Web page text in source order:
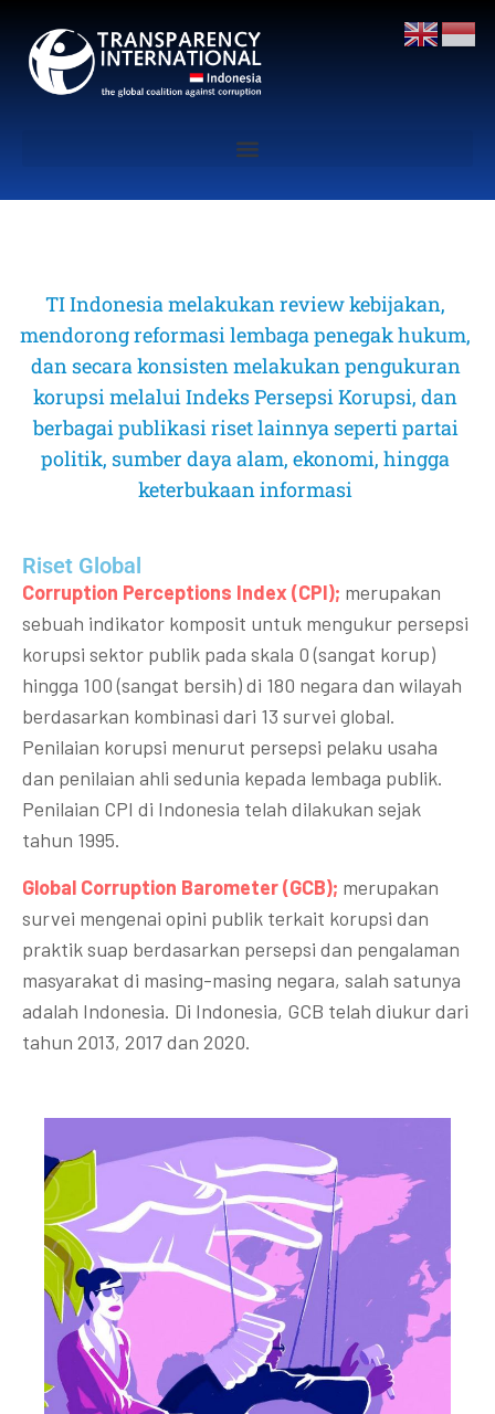
TI Indonesia melakukan review kebijakan,
mendorong reformasi lembaga penegak hukum,
dan secara konsisten melakukan pengukuran
korupsi melalui Indeks Persepsi Korupsi, dan
berbagai publikasi riset lainnya seperti partai
politik, sumber daya alam, ekonomi, hingga
keterbukaan informasi
Riset Global​
Corruption Perceptions Index (CPI); merupakan
sebuah indikator komposit untuk mengukur persepsi
korupsi sektor publik pada skala 0 (sangat korup)
hingga 100 (sangat bersih) di 180 negara dan wilayah
berdasarkan kombinasi dari 13 survei global.
Penilaian korupsi menurut persepsi pelaku usaha
dan penilaian ahli sedunia kepada lembaga publik.
Penilaian CPI di Indonesia telah dilakukan sejak
tahun 1995.
Global Corruption Barometer (GCB); merupakan
survei mengenai opini publik terkait korupsi dan
praktik suap berdasarkan persepsi dan pengalaman
masyarakat di masing-masing negara, salah satunya
adalah Indonesia. Di Indonesia, GCB telah diukur dari
tahun 2013, 2017 dan 2020.